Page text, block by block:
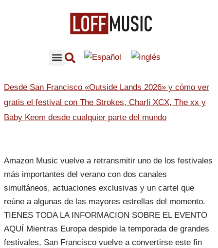
Desde San Francisco «Outside Lands 2026» y cómo ver
gratis el festival con The Strokes, Charli XCX, The xx y
Baby Keem desde cualquier parte del mundo
Amazon Music vuelve a retransmitir uno de los festivales
más importantes del verano con dos canales
simultáneos, actuaciones exclusivas y un cartel que
reúne a algunas de las mayores estrellas del momento.
TIENES TODA LA INFORMACION SOBRE EL EVENTO
AQUÍ Mientras Europa despide la temporada de grandes
festivales, San Francisco vuelve a convertirse este fin